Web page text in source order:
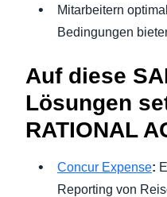
Mitarbeitern
Bedingungen
Auf diese
Lösungen
RATIONAL
Concur Expense:
Reporting von